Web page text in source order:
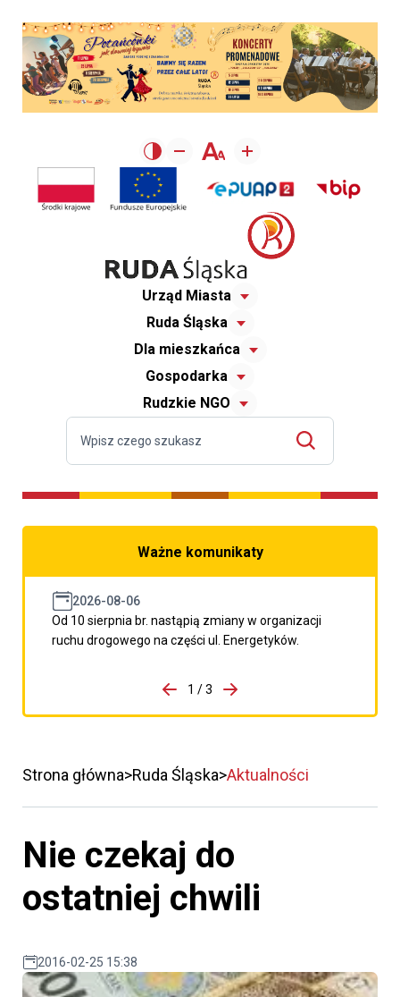
Urząd Miasta
Ruda Śląska
Dla mieszkańca
Gospodarka
Rudzkie NGO
Ważne komunikaty
2026-08-06
Od 10 sierpnia br. nastąpią zmiany w organizacji
ruchu drogowego na części ul. Energetyków.
porzpedniego komunikatu
1 / 3
Przejdź do następnego
Strona główna Ruda Śląska Aktualności
Nie czekaj do
ostatniej chwili
2016-02-25 15:38